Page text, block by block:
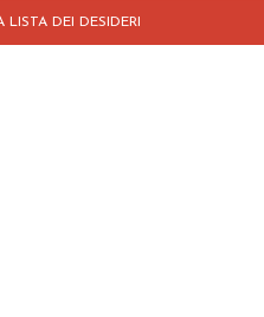
LISTA DEI DESIDERI